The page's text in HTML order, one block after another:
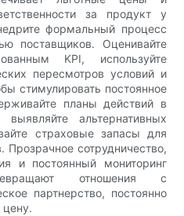
за продукт у
формальный процесс
поставщиков. Оценивайте
KPI, используйте
пересмотров условий и
стимулировать постоянное
планы действий в
альтернативных
страховые запасы для
сотрудничество,
и постоянный мониторинг
отношения с
партнерство, постоянно